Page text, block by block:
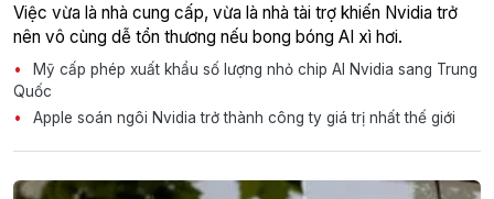
Việc vừa là nhà cung cấp, vừa là nhà tài trợ khiến Nvidia trở
nên vô cùng dễ tổn thương nếu bong bóng AI xì hơi.
Mỹ cấp phép xuất khẩu số lượng nhỏ chip AI Nvidia sang Trung
Quốc
Apple soán ngôi Nvidia trở thành công ty giá trị nhất thế giới